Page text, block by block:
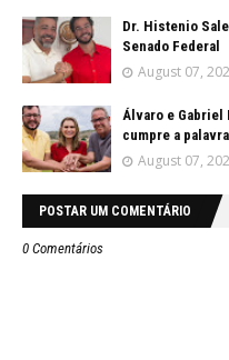
Dr. Histenio
Senado Federal
August 07,
Álvaro e Gabriel
cumpre a
August 07,
POSTAR UM COMENTÁRIO
0 Comentários